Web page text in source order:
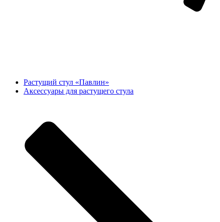
Растущий стул «Павлин»
Аксессуары для растущего стула